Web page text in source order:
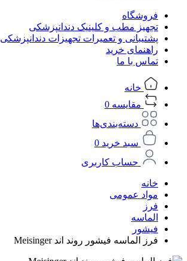
فروشگاه
تجهیز مطب و کلینیک دندانپزشکی
پشتیبانی و تعمیرات تجهیزات دندانپزشکی
راهنمای خرید
تماس با ما
خانه
مقایسه 0
دسته‌بندی‌ها
سبد خرید 0
حساب کاربری
خانه
مواد عمومی
فرز
الماسه
فیشور
فرز الماسه فیشور روند اند Meisinger